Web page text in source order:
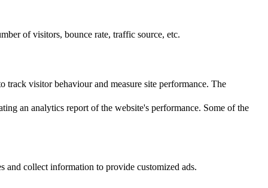
of visitors, bounce rate, traffic source, etc.
visitor behaviour and measure site performance. The
an analytics report of the website's performance. Some of the
and collect information to provide customized ads.